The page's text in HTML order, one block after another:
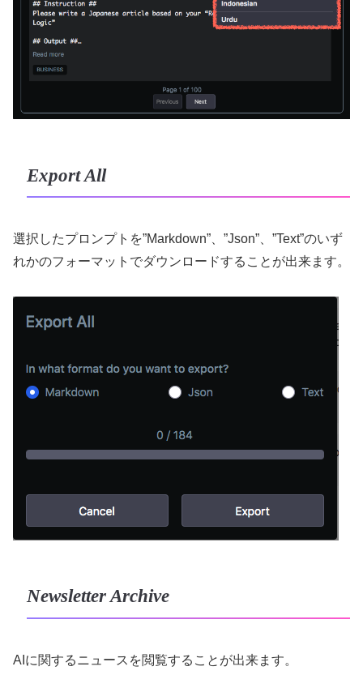
Export All
選択したプロンプトを”Markdown”、”Json”、”Text”のいず
れかのフォーマットでダウンロードすることが出来ます。
Newsletter Archive
AIに関するニュースを閲覧することが出来ます。